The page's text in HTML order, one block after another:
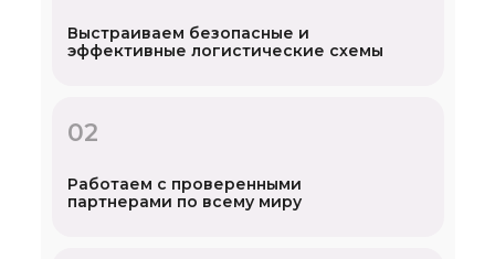
Выстраиваем безопасные и
эффективные логистические схемы
02
Работаем с проверенными
партнерами по всему миру